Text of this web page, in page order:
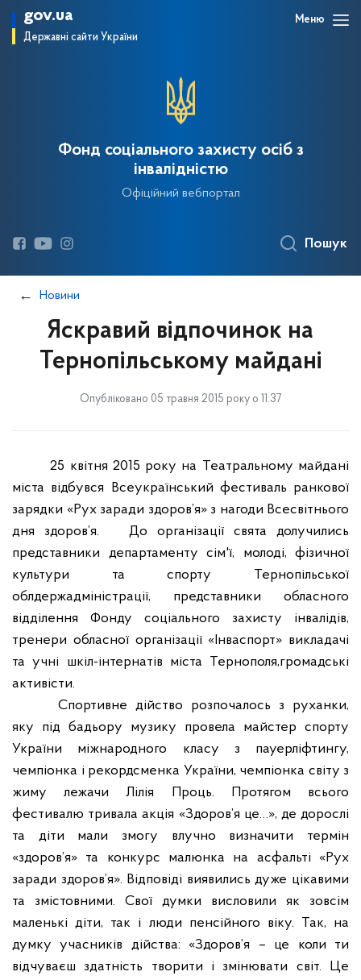
gov.ua
Державні сайти України
Меню
Фонд соціального захисту осіб з
інвалідністю
Офіційний вебпортал
Пошук
Новини
Яскравий відпочинок на
Тернопільському майдані
Опубліковано 05 травня 2015 року о 11:37
25 квітня 2015 року на Театральному майдані
міста відбувся Всеукраїнський фестиваль ранкової
зарядки «Рух заради здоров’я» з нагоди Всесвітнього
дня здоров’я.
До організації свята долучились
представники департаменту сім'ї, молоді, фізичної
культури та спорту Тернопільської
облдержадміністрації, представники обласного
відділення Фонду соціального захисту інвалідів,
тренери обласної організації «Інваспорт» викладачі
та учні шкіл-інтернатів міста Тернополя,громадські
активісти.
Спортивне дійство розпочалось з руханки,
яку під бадьору музику провела майстер спорту
України міжнародного класу з пауерліфтингу,
чемпіонка і рекордсменка України, чемпіонка світу з
жиму лежачи Лілія Проць. Протягом всього
фестивалю тривала акція «Здоров’я це…», де дорослі
та діти мали змогу влучно визначити термін
«здоров’я» та конкурс малюнка на асфальті «Рух
заради здоров’я». Відповіді виявились дуже цікавими
та змістовними. Свої думки висловили як зовсім
маленькі діти, так і люди пенсійного віку. Так, на
думку учасників дійства: «Здоров’я – це коли ти
відчуваєш здатність творити і змінювати світ. Це